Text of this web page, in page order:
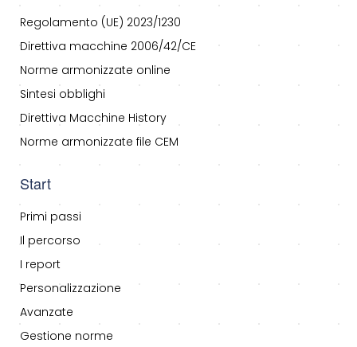
Regolamento (UE) 2023/1230
Direttiva macchine 2006/42/CE
Norme armonizzate online
Sintesi obblighi
Direttiva Macchine History
Norme armonizzate file CEM
Start
Primi passi
Il percorso
I report
Personalizzazione
Avanzate
Gestione norme